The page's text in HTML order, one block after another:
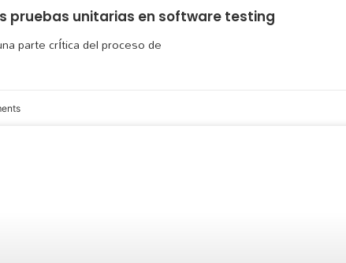
pruebas unitarias en software testing
parte crítica del proceso de